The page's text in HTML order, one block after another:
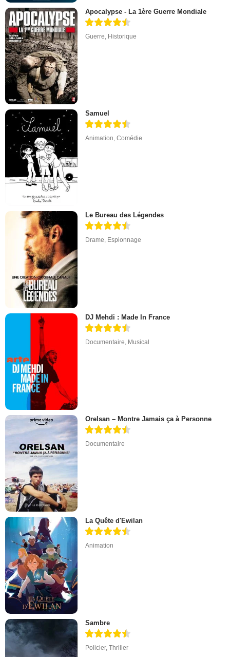
Apocalypse - La 1ère Guerre Mondiale
Guerre Historique
Samuel
Animation,Comédie
Le Bureau des Légendes
Drame, Espionnage
DJ Mehdi : Made In France
Documentaire Musical
Orelsan – Montre Jamais ça à Personne
Documentaire
La Quête d'Ewilan
Animation
Sambre
Policier,Thriller